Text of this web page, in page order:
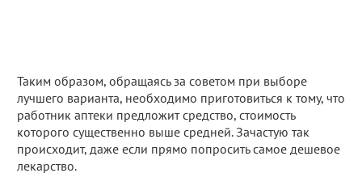
Таким образом, обращаясь за советом при выборе
лучшего варианта, необходимо приготовиться к тому, что
работник аптеки предложит средство, стоимость
которого существенно выше средней. Зачастую так
происходит, даже если прямо попросить самое дешевое
лекарство.